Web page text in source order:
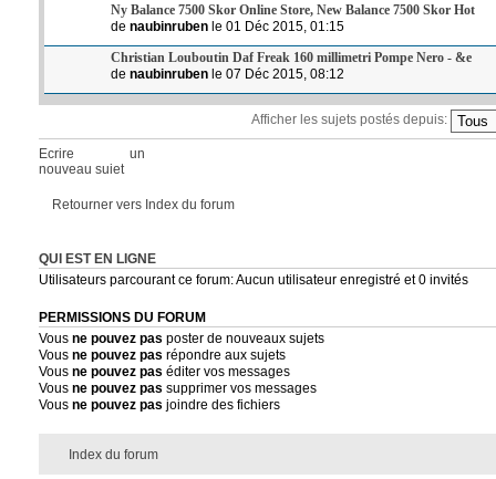
Ny Balance 7500 Skor Online Store, New Balance 7500 Skor Hot
de naubinrubenle 01 Déc 2015, 01:15
Christian Louboutin Daf Freak 160 millimetri Pompe Nero - &e
de naubinrubenle 07 Déc 2015, 08:12
Afficher les sujets postés depuis:
Ecrire un
nouveau sujet
Retourner vers Index du forum
QUI EST EN LIGNE
Utilisateurs parcourant ce forum: Aucun utilisateur enregistré et 0 invités
PERMISSIONS DU FORUM
Vous ne pouvez pas poster de nouveaux sujets
Vous ne pouvez pas répondre aux sujets
Vous ne pouvez pas éditer vos messages
Vous ne pouvez pas supprimer vos messages
Vous ne pouvez pas joindre des fichiers
Index du forum